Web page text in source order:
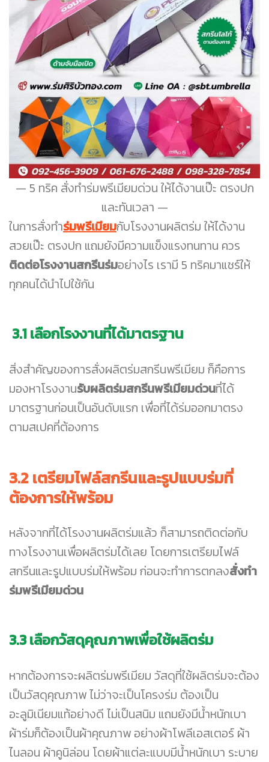
5 ทริค สั่งทำร่มพรีเมียมด่วน ให้ได้งานเป๊ะ ตรงปก
และทันเวลา
ในการสั่งทำร่มพรีเมียมกับโรงงานผลิตร่ม ให้ได้งาน
สวยเป๊ะ ตรงปก แถมยังมีความแข็งแรงทนทาน ควร
ติดต่อโรงงานสกรีนร่มอย่างไร เรามี 5 ทริคมาแชร์ให้
ทุกคนได้นำไปใช้กัน
3.1 เลือกโรงงานที่ได้มาตรฐาน
สิ่งสำคัญของการสั่งผลิตร่มสกรีนพรีเมียม ก็คือการ
มองหาโรงงานรับผลิตร่มสกรีนพรีเมียมด่วนที่ได้
มาตรฐานก่อนเป็นอันดับแรก เพื่อที่ได้ร่มออกมาตรง
ตามสเปคที่ต้องการ
3.2 เตรียมไฟล์สกรีนและรูปแบบร่มที่
ต้องการให้พร้อม
หลังจากที่ได้โรงงานผลิตร่มแล้ว ก็สามารถติดต่อกับ
ทางโรงงานเพื่อผลิตร่มได้เลย โดยการเตรียมไฟล์
สกรีนและรูปแบบร่มให้พร้อม ก่อนจะทำการตกลงสั่งทำ
ร่มพรีเมียมด่วน
3.3 เลือกวัสดุคุณภาพเพื่อใช้ผลิตร่ม
หากต้องการจะผลิตร่มพรีเมียม วัสดุที่ใช้ผลิตร่มจะต้อง
เป็นวัสดุคุณภาพ ไม่ว่าจะเป็นโครงร่ม ต้องเป็น
อะลูมิเนียมแท้อย่างดี ไม่เป็นสนิม แถมยังมีน้ำหนักเบา
ผ้าร่มก็ต้องเป็นผ้าคุณภาพ อย่างผ้าโพลีเอสเตอร์ ผ้า
ไนลอน ผ้าคูนิล่อน โดยผ้าแต่ละแบบมีน้ำหนักเบา ระบาย